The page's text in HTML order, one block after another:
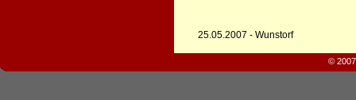
25.05.2007 - Wunstorf
©